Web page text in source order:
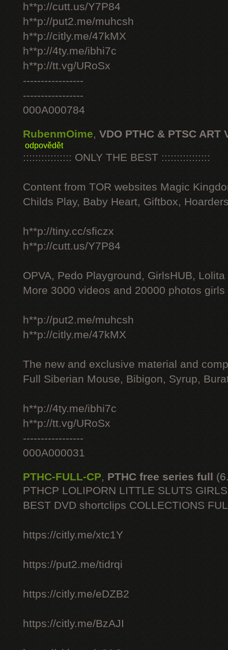
h**p://cutt.us/Y7P84
h**p://put2.me/muhcsh
h**p://citly.me/47kMX
h**p://4ty.me/ibhi7c
h**p://tt.vg/URoSx
-----------------
-----------------
000A000784
RubenmOime, VDO PTHC & PTSC ART
odpovědět
:::::::::::::::: ONLY THE BEST ::::::::::::::::
Content from TOR websites Magic
Childs Play, Baby Heart, Giftbox,
h**p://tiny.cc/sficzx
h**p://cutt.us/Y7P84
OPVA, Pedo Playground, GirlsHUB, Lolita
More 3000 videos and 20000 photos
h**p://put2.me/muhcsh
h**p://citly.me/47kMX
The new and exclusive material and
Full Siberian Mouse, Bibigon, Syrup,
h**p://4ty.me/ibhi7c
h**p://tt.vg/URoSx
-----------------
000A000031
PTHC-FULL-CP, PTHC free series full
PTHCP LOLIPORN LITTLE SLUTS
BEST DVD shortclips COLLECTIONS
https://citly.me/xtc1Y
https://put2.me/tidrqi
https://citly.me/eDZB2
https://citly.me/BzAJI